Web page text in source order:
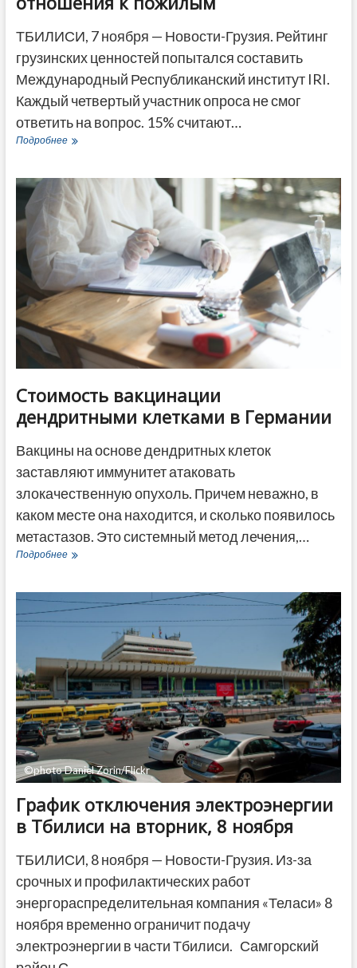
ТБИЛИСИ, 7 ноября — Новости-Грузия. Рейтинг
грузинских ценностей попытался составить
Международный Республиканский институт IRI.
Каждый четвертый участник опроса не смог
ответить на вопрос. 15% считают…
ПодробнееРейтинг
от
традиций
и
патриотизма
до
отношения
пожилым
Стоимость вакцинации
дендритными клетками в Германии
Вакцины на основе дендритных клеток
заставляют иммунитет атаковать
злокачественную опухоль. Причем неважно, в
каком месте она находится, и сколько появилось
метастазов. Это системный метод лечения,…
ПодробнееСтоимость
в
Германии
©photo Daniel Zorin/Flickr
График отключения электроэнергии
в Тбилиси на вторник, 8 ноября
ТБИЛИСИ, 8 ноября — Новости-Грузия. Из-за
срочных и профилактических работ
энергораспределительная компания «Теласи» 8
ноября временно ограничит подачу
электроэнергии в части Тбилиси. Самгорский